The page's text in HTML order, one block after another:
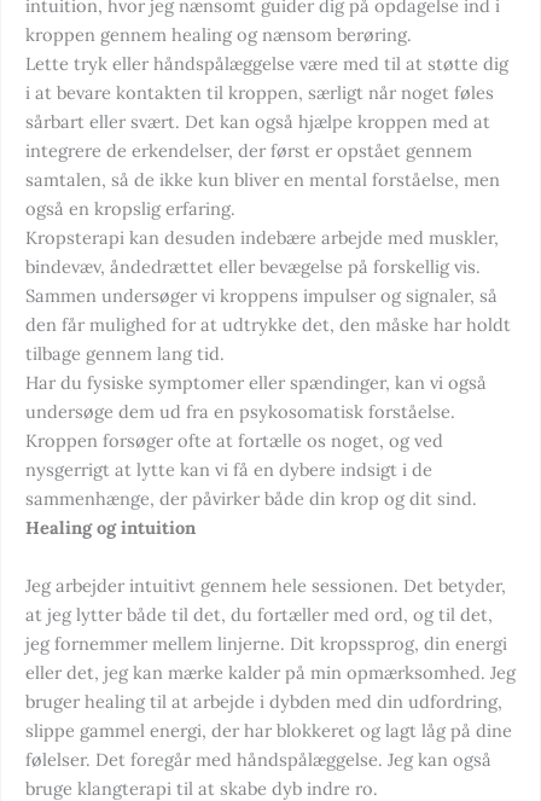
intuition, hvor jeg nænsomt guider dig på opdagelse ind i
kroppen gennem healing og nænsom berøring.
Lette tryk eller håndspålæggelse være med til at støtte dig
i at bevare kontakten til kroppen, særligt når noget føles
sårbart eller svært. Det kan også hjælpe kroppen med at
integrere de erkendelser, der først er opstået gennem
samtalen, så de ikke kun bliver en mental forståelse, men
også en kropslig erfaring.
Kropsterapi kan desuden indebære arbejde med muskler,
bindevæv, åndedrættet eller bevægelse på forskellig vis.
Sammen undersøger vi kroppens impulser og signaler, så
den får mulighed for at udtrykke det, den måske har holdt
tilbage gennem lang tid.
Har du fysiske symptomer eller spændinger, kan vi også
undersøge dem ud fra en psykosomatisk forståelse.
Kroppen forsøger ofte at fortælle os noget, og ved
nysgerrigt at lytte kan vi få en dybere indsigt i de
sammenhænge, der påvirker både din krop og dit sind.
Healing og intuition
Jeg arbejder intuitivt gennem hele sessionen. Det betyder,
at jeg lytter både til det, du fortæller med ord, og til det,
jeg fornemmer mellem linjerne. Dit kropssprog, din energi
eller det, jeg kan mærke kalder på min opmærksomhed. Jeg
bruger healing til at arbejde i dybden med din udfordring,
slippe gammel energi, der har blokkeret og lagt låg på dine
følelser. Det foregår med håndspålæggelse. Jeg kan også
bruge klangterapi til at skabe dyb indre ro.